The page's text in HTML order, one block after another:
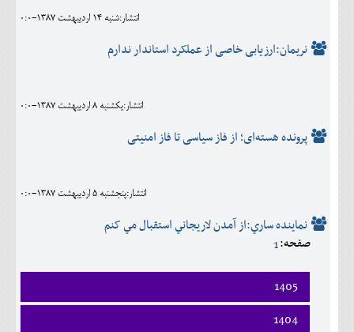
کلینیک
خانه
انتشار:شنبه 14 ارديبهشت 1387-0:0
نريمان:ارزیابی خاصی از عملکرد استاندار ندارم
انتشار:يکشنبه 8 ارديبهشت 1387-0:0
پرونده هسته‌ای؛ از فاز سياسی تا فاز امنيتی
انتشار:پنجشنبه 5 ارديبهشت 1387-0:0
نماينده ساري:از آمدن لاريجاني استقبال مي کنم
صفحه:1
1405
فروردين
1404